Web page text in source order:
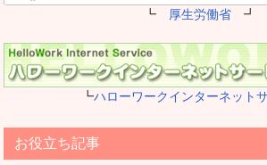
┗ 厚生労働省 ┛
┗ハローワークインターネット
お役立ち記事